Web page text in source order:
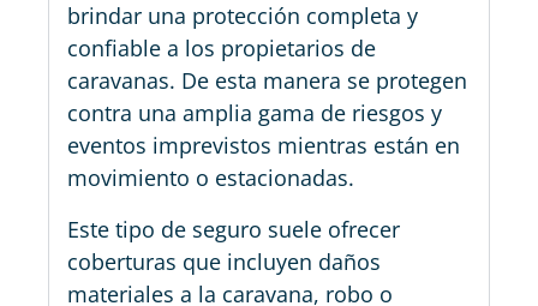
brindar una protección completa y
confiable a los propietarios de
caravanas. De esta manera se protegen
contra una amplia gama de riesgos y
eventos imprevistos mientras están en
movimiento o estacionadas.
Este tipo de seguro suele ofrecer
coberturas que incluyen daños
materiales a la caravana, robo o